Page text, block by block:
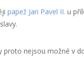
papež Jan Pavel II. u
proto nejsou možné v